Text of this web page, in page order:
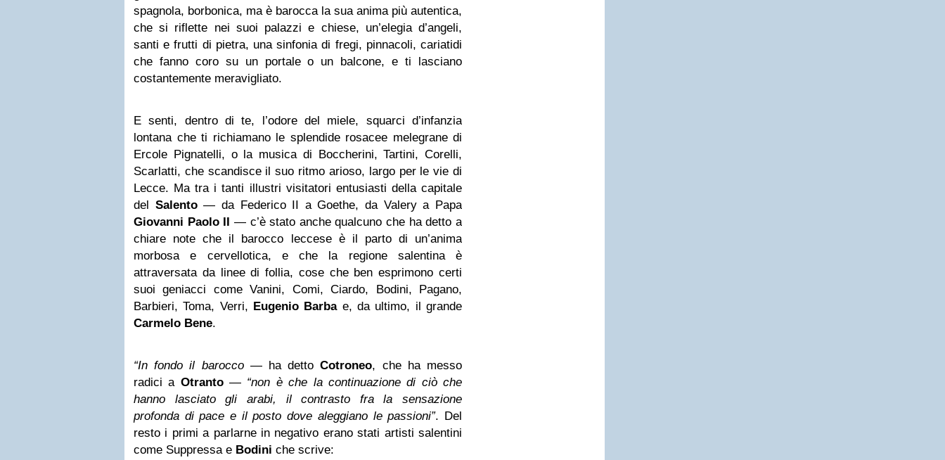
spagnola, borbonica, ma è barocca la sua anima più autentica,
che si riflette nei suoi palazzi e chiese, un’elegia d’angeli,
santi e frutti di pietra, una sinfonia di fregi, pinnacoli, cariatidi
che fanno coro su un portale o un balcone, e ti lasciano
costantemente meravigliato.
E senti, dentro di te, l’odore del miele, squarci d’infanzia
lontana che ti richiamano le splendide rosacee melegrane di
Ercole Pignatelli, o la musica di Boccherini, Tartini, Corelli,
Scarlatti, che scandisce il suo ritmo arioso, largo per le vie di
Lecce. Ma tra i tanti illustri visitatori entusiasti della capitale
del Salento— da Federico II a Goethe, da Valery a Papa
Giovanni Paolo II — c’è stato anche qualcuno che ha detto a
chiare note che il barocco leccese è il parto di un’anima
morbosa e cervellotica, e che la regione salentina è
attraversata da linee di follia, cose che ben esprimono certi
suoi geniacci come Vanini, Comi, Ciardo, Bodini, Pagano,
Barbieri, Toma, Verri, Eugenio Barbae, da ultimo, il grande
Carmelo Bene.
“In fondo il barocco— ha dettoCotroneo, che ha messo
radici a Otranto— “non è che la continuazione di ciò che
hanno lasciato gli arabi, il contrasto fra la sensazione
profonda di pace e il posto dove aleggiano le passioni”. Del
resto i primi a parlarne in negativo erano stati artisti salentini
come Suppressa e Bodini che scrive: